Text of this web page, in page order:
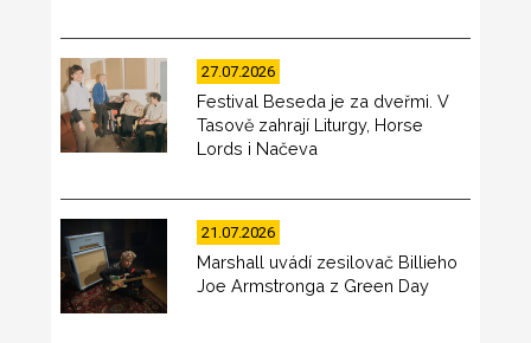
27.07.2026
Festival Beseda je za dveřmi. V
Tasově zahrají Liturgy, Horse
Lords i Načeva
21.07.2026
Marshall uvádí zesilovač Billieho
Joe Armstronga z Green Day